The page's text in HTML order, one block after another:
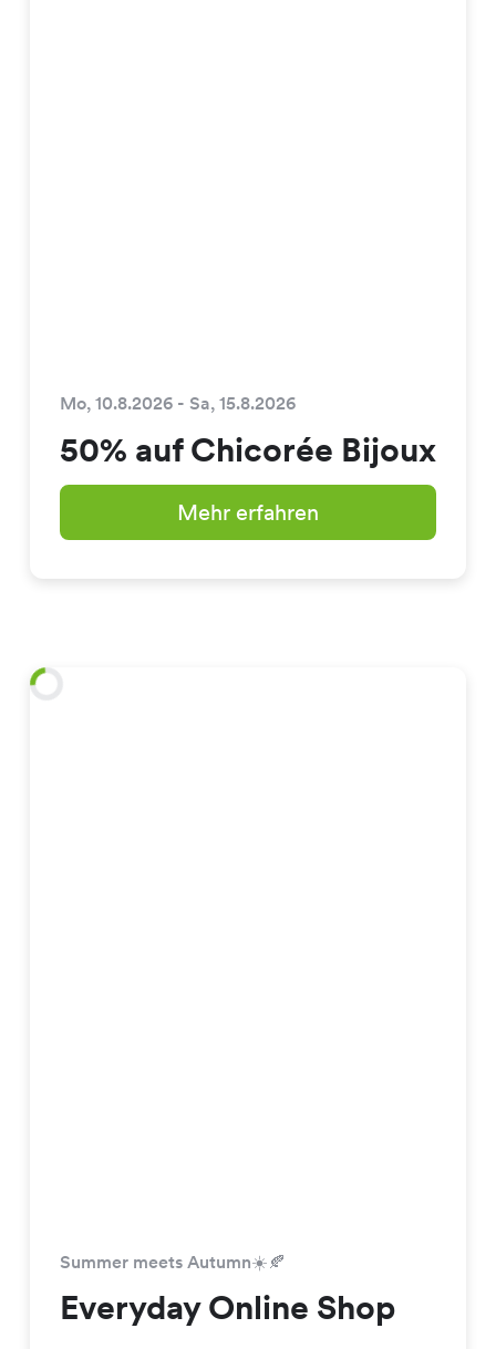
Mo, 10.8.2026 - Sa, 15.8.2026
50% auf Chicorée Bijoux
Mehr erfahren
Summer meets Autumn☀️🍂
Everyday Online Shop